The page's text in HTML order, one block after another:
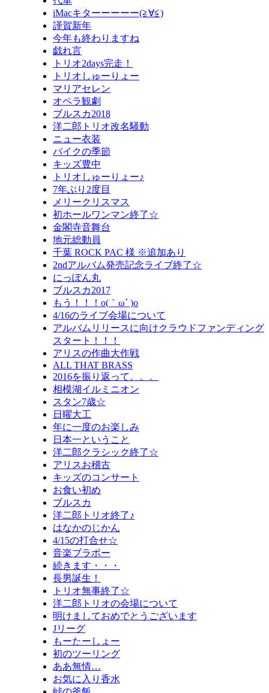
iMacキターーーーー(≧∀≦)
謹賀新年
今年も終わりますね
戯れ言
トリオ2days完走！
トリオしゅーりょー
マリアセレン
オペラ観劇
ブルスカ2018
洋二郎トリオ改名騒動
ニュー衣装
バイクの季節
キッズ豊中
トリオしゅーりょー♪
7年ぶり2度目
メリークリスマス
初ホールワンマン終了☆
金閣寺音舞台
地元総動員
千葉 ROCK PAC 様 ※追加あり
2ndアルバム発売記念ライブ終了☆
にっぽん丸
ブルスカ2017
もう！！！o(｀ω´ )o
4/16のライブ会場について
アルバムリリースに向けクラウドファンディング
スタート！！！
アリスの作曲大作戦
ALL THAT BRASS
2016を振り返って。。。
相模湖イルミニオン
スタン7歳☆
日曜大工
年に一度のお楽しみ
日本一ということ
洋二郎クラシック終了☆
アリスお稽古
キッズのコンサート
お食い初め
ブルスカ
洋二郎トリオ終了♪
はなかのじかん
4/15の打合せ☆
音楽ブラボー
続きます・・・
長男誕生！
トリオ無事終了☆
洋二郎トリオの会場について
明けましておめでとうございます
Jリーグ
もーたーしょー
初のツーリング
ああ無情…
お気に入り香水